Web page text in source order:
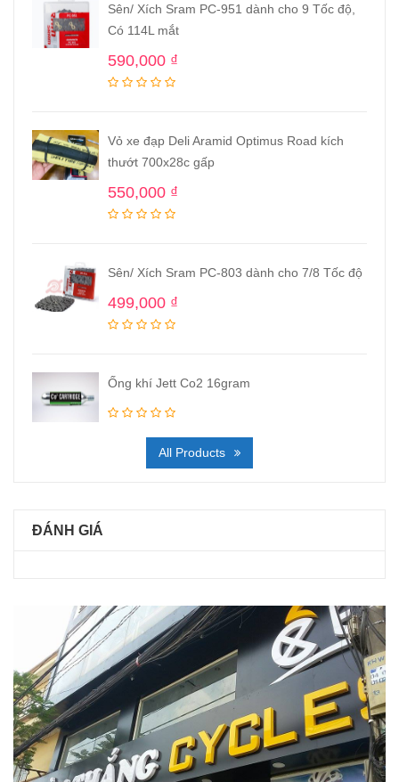
Sên/ Xích Sram PC-951 dành cho 9 Tốc độ,
Có 114L mắt
590,000 ₫
Vỏ xe đạp Deli Aramid Optimus Road kích
thướt 700x28c gấp
550,000 ₫
Sên/ Xích Sram PC-803 dành cho 7/8 Tốc độ
499,000 ₫
Ống khí Jett Co2 16gram
All Products
ĐÁNH GIÁ